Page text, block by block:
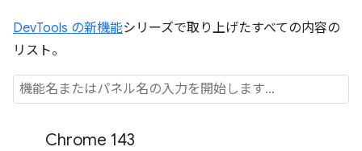
DevTools の新機能シリーズで取り上げたすべての内容の
リスト。
Chrome 143